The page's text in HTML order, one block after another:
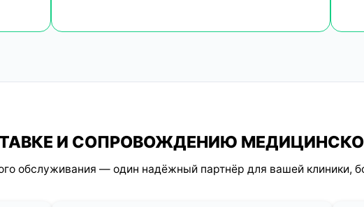
И СОПРОВОЖДЕНИЮ
обслуживания — один надёжный партнёр для вашей клиники,